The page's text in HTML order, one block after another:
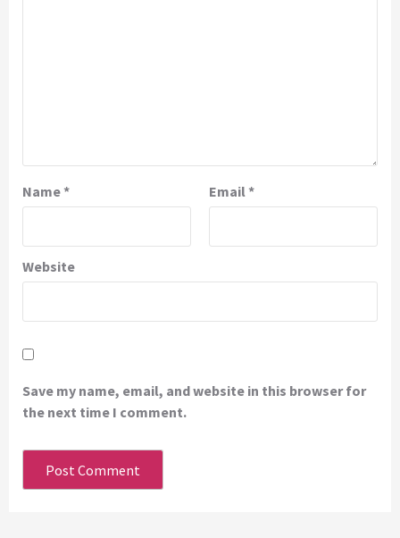
Name* Email*
Website
Save my name, email, and website in this browser for
the next time I comment.